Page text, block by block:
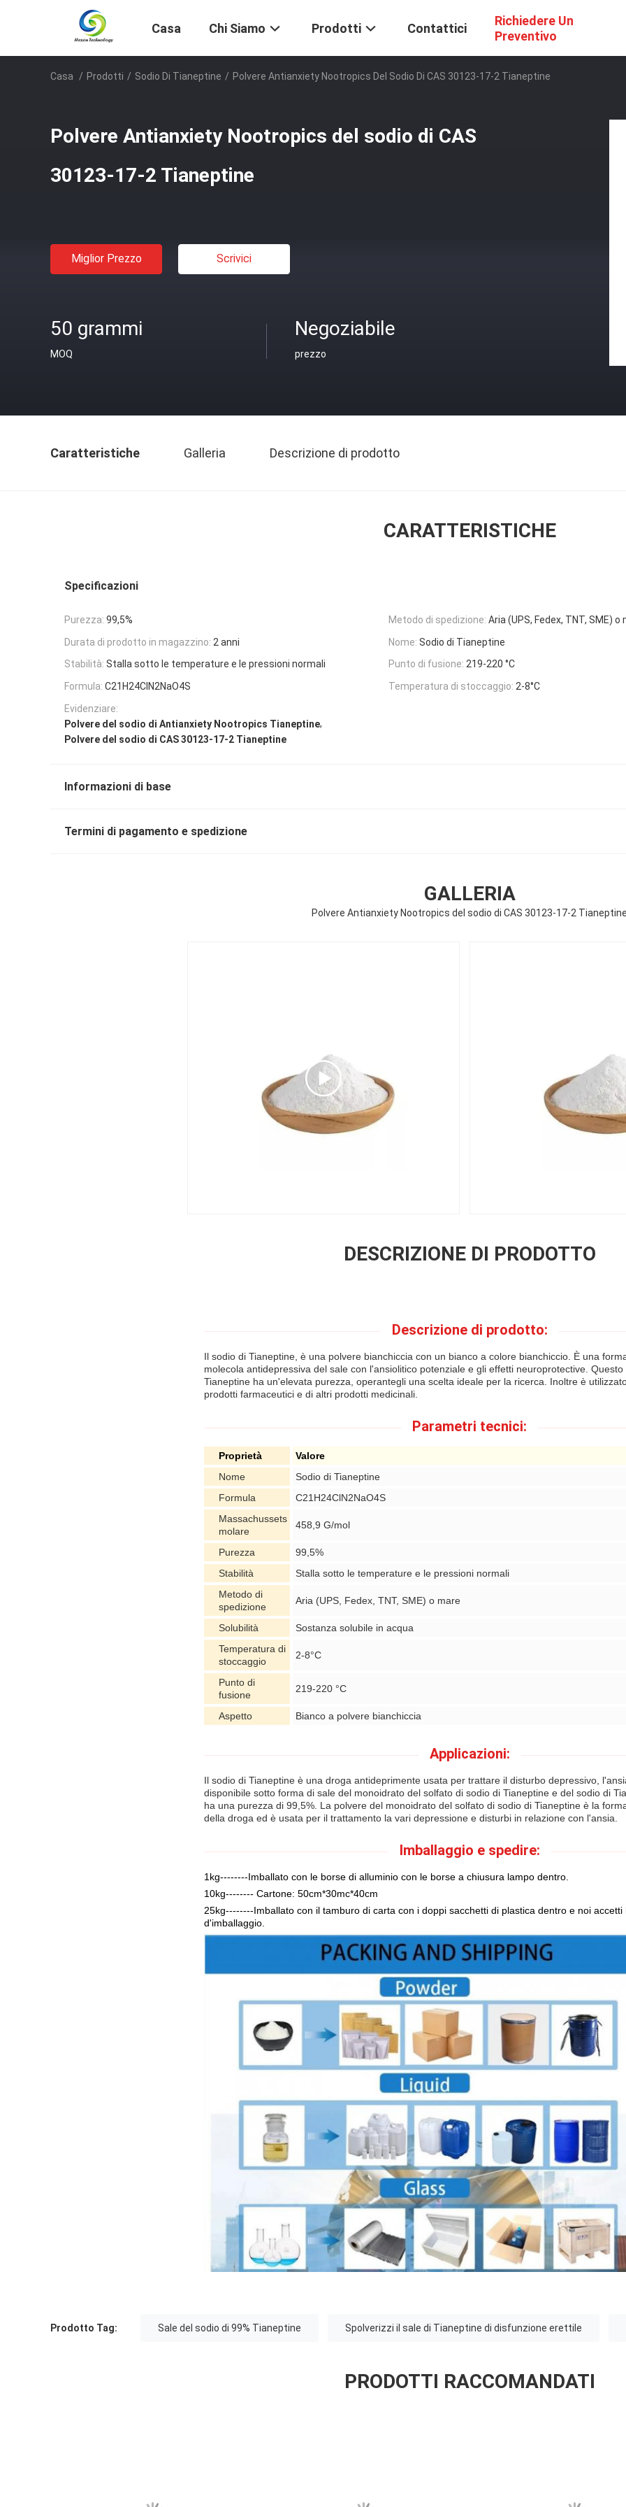
Casa Chi Siamo Prodotti Contattici
Richiedere Un
Preventivo
Casa / Prodotti / Sodio Di Tianeptine / Polvere Antianxiety Nootropics Del Sodio Di CAS 30123-17-2 Tianeptine
Polvere Antianxiety Nootropics del sodio di CAS
30123-17-2 Tianeptine
Miglior Prezzo Scrivici
50 grammi
MOQ
Negoziabile
prezzo
Caratteristiche Galleria Descrizione di prodotto
CARATTERISTICHE
Specificazioni
Purezza: 99,5% Metodo di spedizione: Aria (UPS, Fedex, TNT, SME) o
Durata di prodotto in magazzino: 2 anni Nome: Sodio di Tianeptine
Stabilità: Stalla sotto le temperature e le pressioni normali Punto di fusione: 219-220 °C
Formula: C21H24ClN2NaO4S Temperatura di stoccaggio: 2-8°C
Evidenziare:
Polvere del sodio di Antianxiety Nootropics Tianeptine,
Polvere del sodio di CAS 30123-17-2 Tianeptine
Informazioni di base
Termini di pagamento e spedizione
GALLERIA
Polvere Antianxiety Nootropics del sodio di CAS 30123-17-2
DESCRIZIONE DI PRODOTTO
Descrizione di prodotto:
Il sodio di Tianeptine, è una polvere bianchiccia con un bianco a colore bianchiccio. È una
molecola antidepressiva del sale con l'ansiolitico potenziale e gli effetti neuroprotective.
Tianeptine ha un'elevata purezza, operantegli una scelta ideale per la ricerca. Inoltre è
prodotti farmaceutici e di altri prodotti medicinali.
Parametri tecnici:
Proprietà
Valore
Nome
Sodio di Tianeptine
Formula
C21H24ClN2NaO4S
Massachussets
molare
458,9 G/mol
Purezza
99,5%
Stabilità
Stalla sotto le temperature e le pressioni normali
Metodo di
spedizione
Aria (UPS, Fedex, TNT, SME) o mare
Solubilità
Sostanza solubile in acqua
Temperatura di
stoccaggio
2-8°C
Punto di
fusione
219-220 °C
Aspetto Bianco a polvere bianchiccia
Applicazioni:
Il sodio di Tianeptine è una droga antideprimente usata per trattare il disturbo depressivo,
disponibile sotto forma di sale del monoidrato del solfato di sodio di Tianeptine e del sodio di
ha una purezza di 99,5%. La polvere del monoidrato del solfato di sodio di Tianeptine è la
della droga ed è usata per il trattamento la vari depressione e disturbi in relazione con l'ansia.
Imballaggio e spedire:
1kg--------Imballato con le borse di alluminio con le borse a chiusura lampo dentro.
10kg-------- Cartone: 50cm*30mc*40cm
25kg--------Imballato con il tamburo di carta con i doppi sacchetti di plastica dentro e noi
d'imballaggio.
Prodotto Tag: Sale del sodio di 99% Tianeptine Spolverizzi il sale di Tianeptine di disfunzione erettile
PRODOTTI RACCOMANDATI